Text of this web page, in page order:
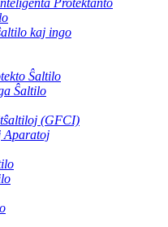
Protektanto
kaj ingo
Ŝaltilo
Ŝaltilo
(GFCI)
Aparatoj